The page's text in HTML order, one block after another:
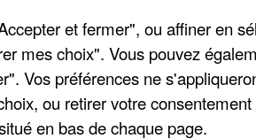
roué de coups sa
sur le portable de sa
une obligation de soins
et fermer", ou affiner en
mes choix". Vous pouvez
Vos préférences ne
ou retirer votre
en bas de chaque page.